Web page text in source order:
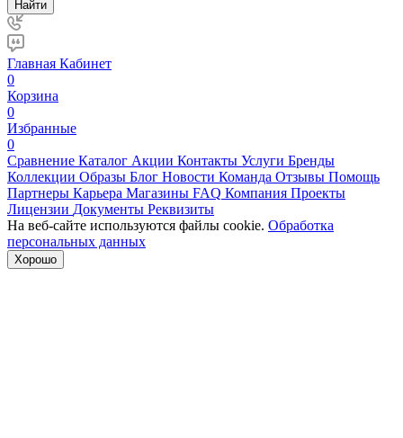
Найти
Главная Кабинет
0
Корзина
0
Избранные
0
Сравнение Каталог Акции Контакты Услуги Бренды
Коллекции Образы Блог Новости Команда Отзывы Помощь
Партнеры Карьера Магазины FAQ Компания Проекты
Лицензии Документы Реквизиты
На веб-сайте используются файлы cookie. Обработка
персональных данных
Хорошо